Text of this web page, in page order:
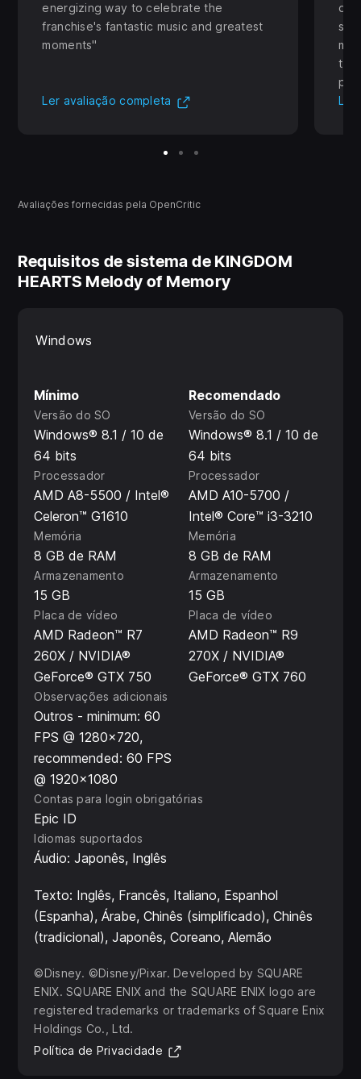
energizing way to celebrate the
franchise's fantastic music and greatest
moments
Ler avaliação completa (Abre em uma nova aba)
Ler
Avaliações fornecidas pela OpenCritic
Requisitos de sistema de KINGDOM
HEARTS Melody of Memory
Windows
Mínimo Recomendado
Versão do SO
Windows® 8.1 / 10 de
64 bits
Versão do SO
Windows® 8.1 / 10 de
64 bits
Processador
AMD A8-5500 / Intel®
Celeron™ G1610
Processador
AMD A10-5700 /
Intel® Core™ i3-3210
Memória
8 GB de RAM
Memória
8 GB de RAM
Armazenamento
15 GB
Armazenamento
15 GB
Placa de vídeo
AMD Radeon™ R7
260X / NVIDIA®
GeForce® GTX 750
Placa de vídeo
AMD Radeon™ R9
270X / NVIDIA®
GeForce® GTX 760
Observações adicionais
Outros - minimum: 60
FPS @ 1280x720,
recommended: 60 FPS
@ 1920x1080
Contas para login obrigatórias
Epic ID
Idiomas suportados
Áudio: Japonês, Inglês
Texto: Inglês, Francês, Italiano, Espanhol
(Espanha), Árabe, Chinês (simplificado), Chinês
(tradicional), Japonês, Coreano, Alemão
©Disney. ©Disney/Pixar. Developed by SQUARE
ENIX. SQUARE ENIX and the SQUARE ENIX logo are
registered trademarks or trademarks of Square Enix
Holdings Co., Ltd.
Política de Privacidade
(Abre em uma nova aba)